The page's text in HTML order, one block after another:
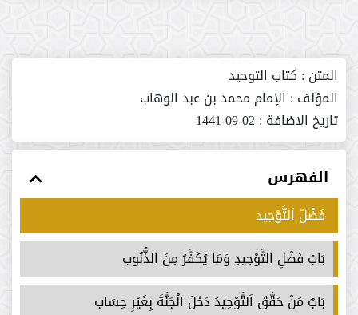
المتن : كتاب التوحيد
المؤلف : الإمام محمد بن عبد الوهاب
تاريخ الاضافة :02-09-1441
الفهرس
فَضْلُ اَلتَّوْحِيد
بَابُ فَضْلِ التَّوْحِيدِ وَمَا يُكَفَّرُ مِنَ الذُّنُوب
بَابٌ مَنْ حَقَّقَ اَلتَّوْحِيدَ دَخَلَ الْجَنَّةَ بِغَيْرِ حِسَاب